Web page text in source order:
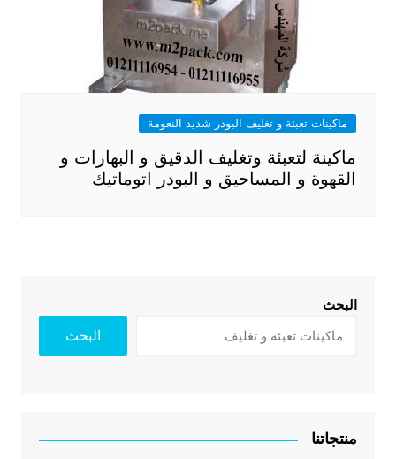
ماكينات تعبئة و تغليف البودر شديد النعومة
ماكينة لتعبئة وتغليف الدقيق و البهارات و
القهوة و المساحيق و البودر اتوماتيك
البحث
البحث
منتجاتنا